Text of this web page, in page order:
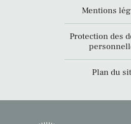
Mentions
Protection des
Plan du